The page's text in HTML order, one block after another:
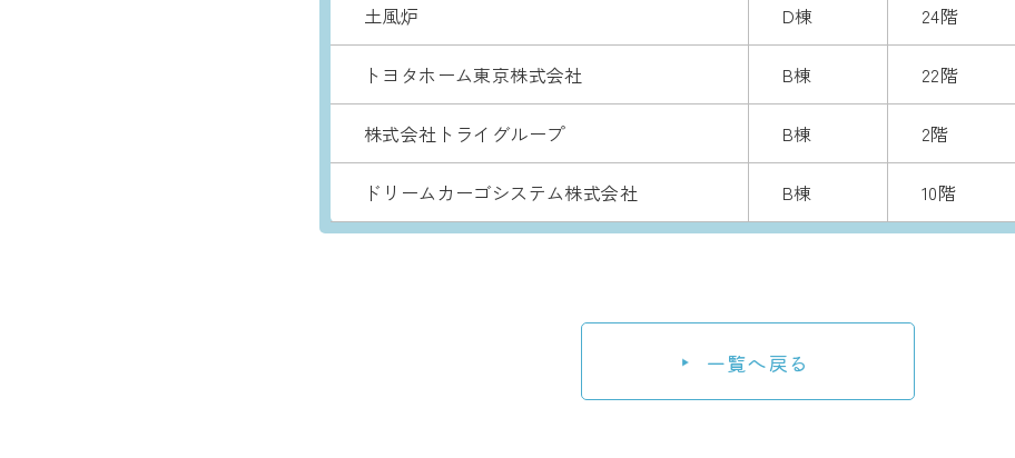
土風炉 D棟 24階
トヨタホーム東京株式会社 B棟 22階
株式会社トライグループ B棟 2階
ドリームカーゴシステム株式会社 B棟 10階
一覧へ戻る